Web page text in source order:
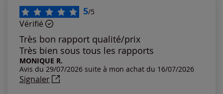
Les plus récents
Les plus anciens
Notes les plus élevées
Notes les plus basses
5/5
Vérifié
Très bon rapport qualité/prix
Très bien sous tous les rapports
MONIQUE R.
Avis du 29/07/2026 suite à mon achat du 16/07/2026
Signaler